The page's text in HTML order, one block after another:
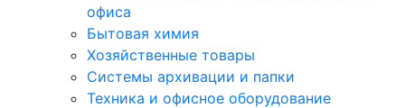
офиса
Бытовая химия
Хозяйственные товары
Системы архивации и папки
Техника и офисное оборудование